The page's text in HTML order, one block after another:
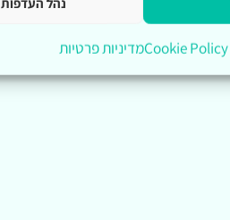
Cookie Policyמדיניות פרטיות